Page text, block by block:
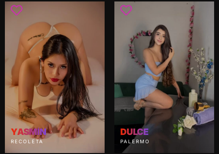
YASMÍN
RECOLETA
DULCE
PALERMO